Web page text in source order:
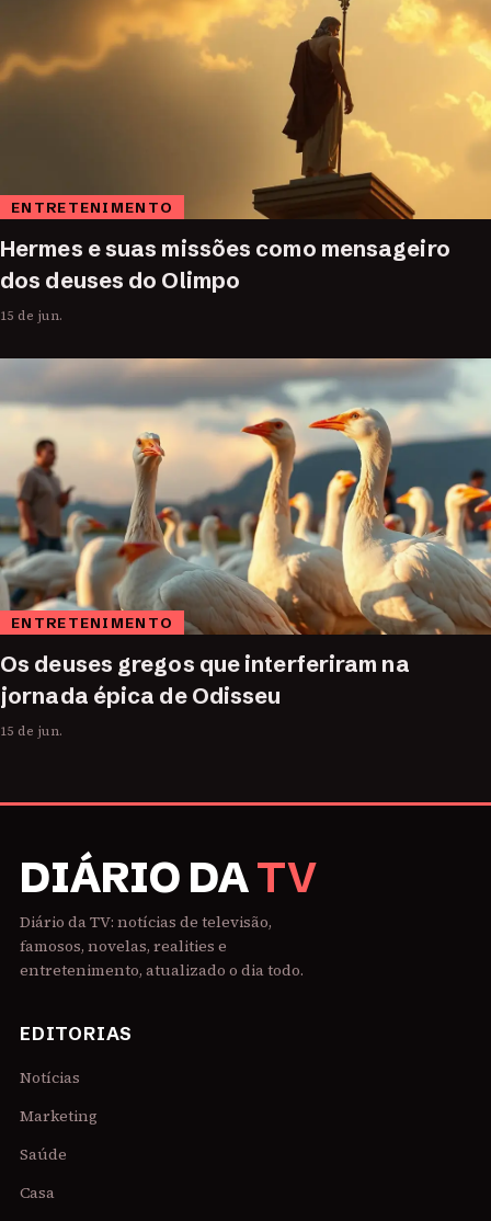
ENTRETENIMENTO
Hermes e suas missões como mensageiro
dos deuses do Olimpo
15 de jun.
ENTRETENIMENTO
Os deuses gregos que interferiram na
jornada épica de Odisseu
15 de jun.
DIÁRIO DATV
Diário da TV: notícias de televisão,
famosos, novelas, realities e
entretenimento, atualizado o dia todo.
EDITORIAS
Notícias
Marketing
Saúde
Casa